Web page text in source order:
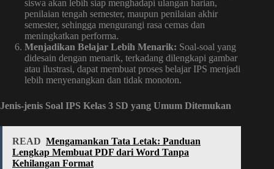
siswa akan lebih siap menghadapi ulangan harian,
penilaian tengah semester, maupun penilaian akhir
semester, sehingga mengurangi rasa cemas dan
meningkatkan performa.
Menjadikan Belajar Lebih Menarik: Soal-soal yang
didesain dengan menarik, terkadang dilengkapi gambar
atau ilustrasi, dapat membuat proses belajar IPS menjadi
lebih menyenangkan dan tidak monoton.
Jenis-jenis Soal IPS Kelas 3 SD yang Umum Ditemukan
READ Mengamankan Tata Letak: Panduan
Lengkap Membuat PDF dari Word Tanpa
Kehilangan Format